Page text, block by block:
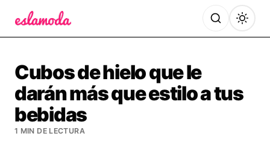
Cubos de hielo que le
darán más que estilo a tus
bebidas
1 MIN DE LECTURA